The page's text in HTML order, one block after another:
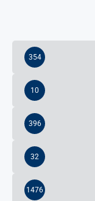
354
10
396
32
1476